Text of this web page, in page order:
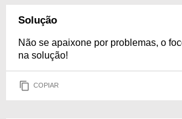
Solução
Não se apaixone por problemas, o
na solução!
COPIAR